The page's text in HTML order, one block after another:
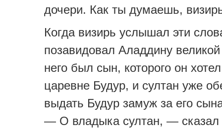
дочери. Как ты думаешь,
Когда визирь услышал эти
позавидовал Аладдину
него был сын, которого он
царевне Будур, и султан уже
выдать Будур замуж за его
— О владыка султан, —